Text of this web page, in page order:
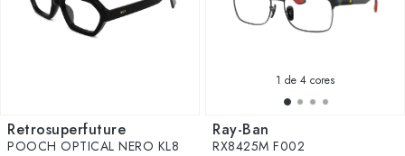
Retrosuperfuture
POOCH OPTICAL NERO KL8
1 de 4 cores
Ray-Ban
RX8425M F002